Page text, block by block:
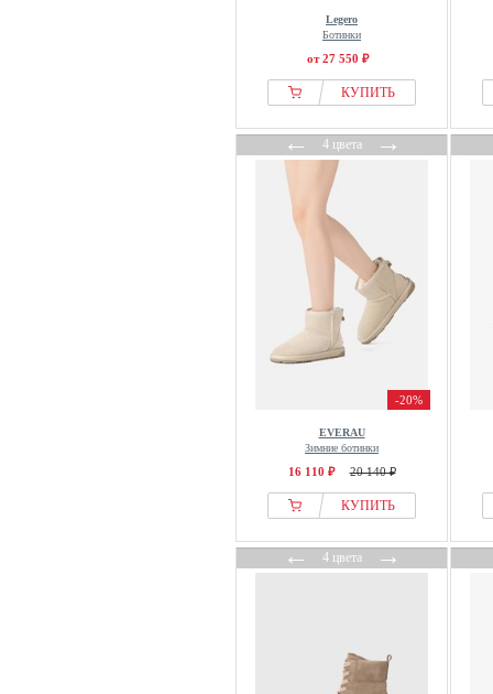
Legero
Ботинки
от 27 550 ₽
КУПИТЬ
←4 цвета→
-20%
EVERAU
Зимние ботинки
16 110 ₽ 20 140 ₽
КУПИТЬ
←4 цвета→